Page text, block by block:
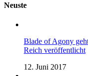
Neuste
Blade of Agony
Reich veröffentlicht
12. Juni 2017